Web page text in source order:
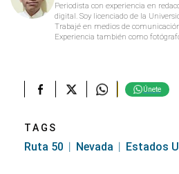
Periodista con experiencia en
digital. Soy licenciado de la
Trabajé en medios de
Experiencia también como
Únete
TAGS
Ruta 50 Nevada Estados